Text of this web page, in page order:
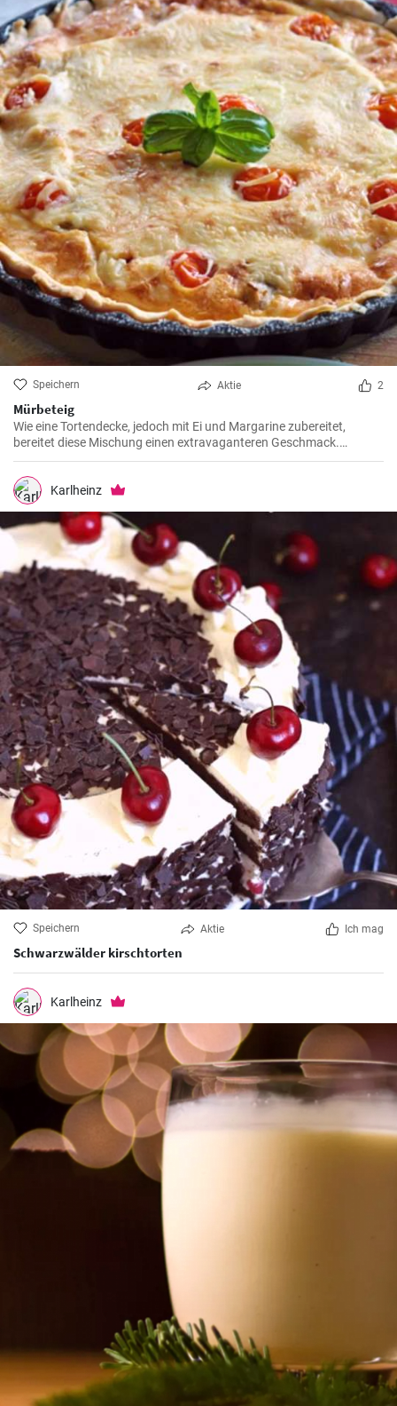
Speichern Aktie 2
Mürbeteig
Wie eine Tortendecke, jedoch mit Ei und Margarine zubereitet,
bereitet diese Mischung einen extravaganteren Geschmack.
Verwenden Sie diese Mischung für gefüllte Backwaren wie Chicken
Pot Pie oder Quiche Lorraine.
Karlheinz
Speichern Aktie Ich mag
Schwarzwälder kirschtorten
Karlheinz